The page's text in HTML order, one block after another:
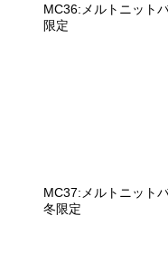
MC36:メルトニット
限定
MC37:メルトニット
冬限定